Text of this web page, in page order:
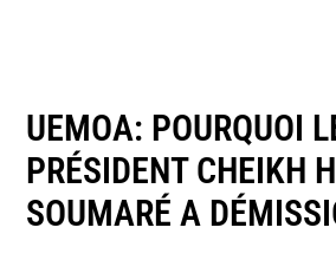
UEMOA: POURQUOI
PRÉSIDENT CHEIKH
SOUMARÉ A